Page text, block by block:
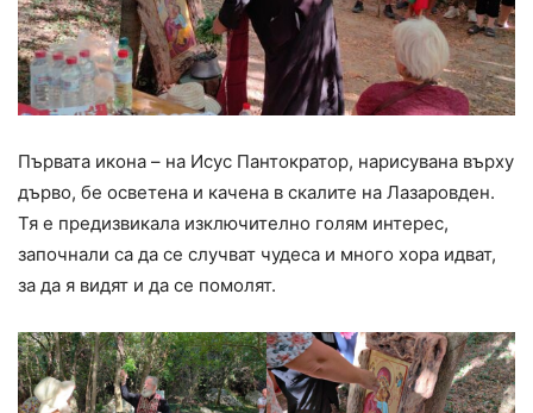
Първата икона – на Исус Пантократор, нарисувана върху
дърво, бе осветена и качена в скалите на Лазаровден.
Тя е предизвикала изключително голям интерес,
започнали са да се случват чудеса и много хора идват,
за да я видят и да се помолят.